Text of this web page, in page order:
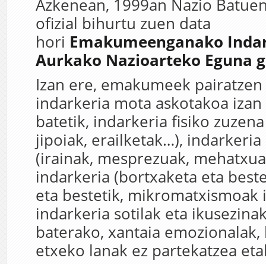
Azkenean, 1999an Nazio
ofizial bihurtu zuen data
hori Emakumeenganako
Aurkako Nazioarteko Eguna
Izan ere, emakumeek
indarkeria mota askotakoa
batetik, indarkeria fisiko
jipoiak, erailketak…),
(irainak, mesprezuak,
indarkeria (bortxaketa eta
eta bestetik, mikromatxismoak
indarkeria sotilak eta
baterako, xantaia
etxeko lanak ez partekatzea